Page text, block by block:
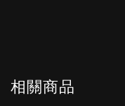
相關商品